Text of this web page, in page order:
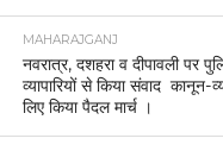
MAHARAJGANJ
नवरात्र, दशहरा व दीपावली पर
व्यापारियों से किया संवाद
लिए किया पैदल मार्च ।